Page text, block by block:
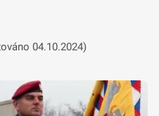
04.10.2024)